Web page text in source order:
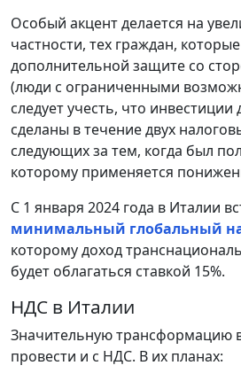
Особый акцент делается на
частности, тех граждан,
дополнительной защите со
(люди с ограниченными
следует учесть, что
сделаны в течение двух
следующих за тем, когда был
которому применяется
С 1 января 2024 года в Италии
минимальный глобальный
которому доход
будет облагаться ставкой 15%.
НДС в Италии
Значительную трансформацию
провести и с НДС. В их планах: